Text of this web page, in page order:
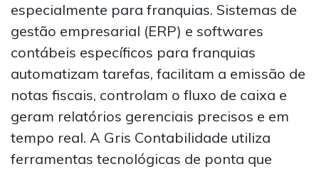
especialmente para franquias. Sistemas de
gestão empresarial (ERP) e softwares
contábeis específicos para franquias
automatizam tarefas, facilitam a emissão de
notas fiscais, controlam o fluxo de caixa e
geram relatórios gerenciais precisos e em
tempo real. A Gris Contabilidade utiliza
ferramentas tecnológicas de ponta que